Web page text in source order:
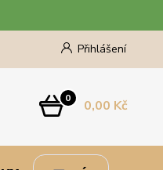
Přihlášení
0 0,00 Kč